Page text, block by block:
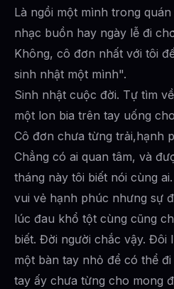
Là ngồi một mình trong
nhạc buồn hay ngày lễ đi
Không, cô đơn nhất với tôi
sinh nhật một mình".
Sinh nhật cuộc đời. Tự tìm
một lon bia trên tay uống
Cô đơn chưa từng trải,hạnh
Chẳng có ai quan tâm, và
tháng này tôi biết nói cùng
vui vẻ hạnh phúc nhưng sự
lúc đau khổ tột cùng cũng
biết. Đời người chắc vậy. Đôi
một bàn tay nhỏ để có thể
tay ấy chưa từng cho mong